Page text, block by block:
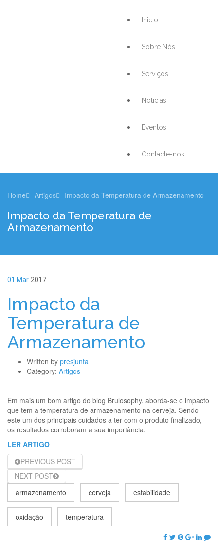
Inicio
Sobre Nós
Serviços
Noticias
Eventos
Contacte-nos
Home Artigos Impacto da Temperatura de Armazenamento
Impacto da Temperatura de
Armazenamento
01 Mar 2017
Impacto da
Temperatura de
Armazenamento
Written by presjunta
Category: Artigos
Em mais um bom artigo do blog Brulosophy, aborda-se o impacto
que tem a temperatura de armazenamento na cerveja. Sendo
este um dos principais cuidados a ter com o produto finalizado,
os resultados corroboram a sua importância.
LER ARTIGO
PREVIOUS POST
NEXT POST
armazenamento
cerveja estabilidade
oxidação temperatura